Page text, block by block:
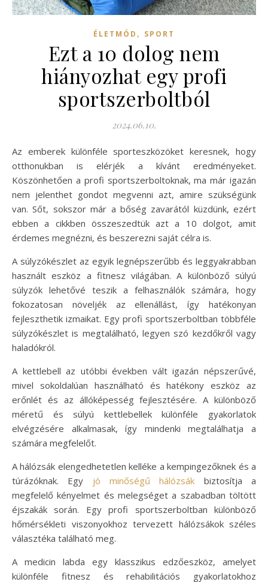
ÉLETMÓD , SPORT
Ezt a 10 dolog nem
hiányozhat egy profi
sportszerboltból
2024.06.10.
Az emberek különféle sporteszközöket keresnek, hogy
otthonukban is elérjék a kívánt eredményeket.
Köszönhetően a profi sportszerboltoknak, ma már igazán
nem jelenthet gondot megvenni azt, amire szükségünk
van. Sőt, sokszor már a bőség zavarától küzdünk, ezért
ebben a cikkben összeszedtük azt a 10 dolgot, amit
érdemes megnézni, és beszerezni saját célra is.
A súlyzókészlet az egyik legnépszerűbb és leggyakrabban
használt eszköz a fitnesz világában. A különböző súlyú
súlyzók lehetővé teszik a felhasználók számára, hogy
fokozatosan növeljék az ellenállást, így hatékonyan
fejleszthetik izmaikat. Egy profi sportszerboltban többféle
súlyzókészlet is megtalálható, legyen szó kezdőkről vagy
haladókról.
A kettlebell az utóbbi években vált igazán népszerűvé,
mivel sokoldalúan használható és hatékony eszköz az
erőnlét és az állóképesség fejlesztésére. A különböző
méretű és súlyú kettlebellek különféle gyakorlatok
elvégzésére alkalmasak, így mindenki megtalálhatja a
számára megfelelőt.
A hálózsák elengedhetetlen kelléke a kempingezőknek és a
túrázóknak. Egy jó minőségű hálózsák biztosítja a
megfelelő kényelmet és melegséget a szabadban töltött
éjszakák során. Egy profi sportszerboltban különböző
hőmérsékleti viszonyokhoz tervezett hálózsákok széles
választéka található meg.
A medicin labda egy klasszikus edzőeszköz, amelyet
különféle fitnesz és rehabilitációs gyakorlatokhoz